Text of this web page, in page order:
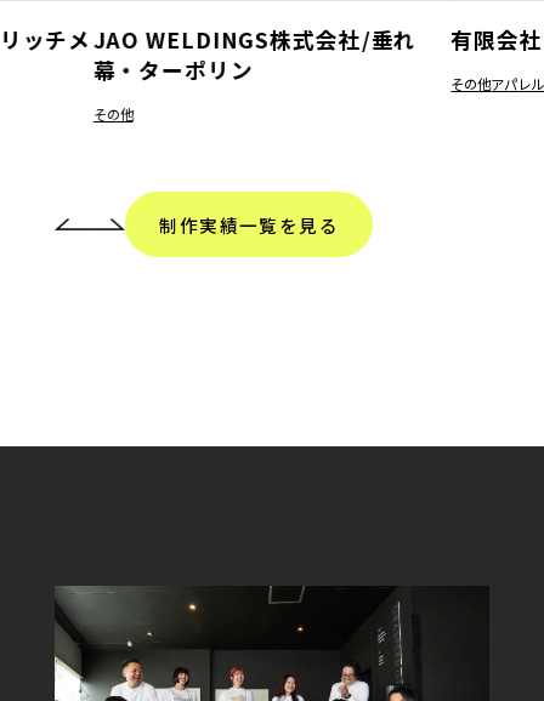
ッチメJAO WELDINGS株式会社/垂れ
幕・ターポリン
その他
有限会
その他アパレル
制作実績一覧を見る